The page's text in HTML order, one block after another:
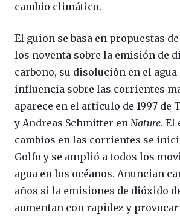
cambio climático.
El guion se basa en propuestas de
los noventa sobre la emisión de
carbono, su disolución en el agua
influencia sobre las corrientes
aparece en el artículo de 1997 de
y Andreas Schmitter en Nature. El
cambios en las corrientes se
Golfo y se amplió a todos los
agua en los océanos. Anuncian
años si la emisiones de dióxido
aumentan con rapidez y